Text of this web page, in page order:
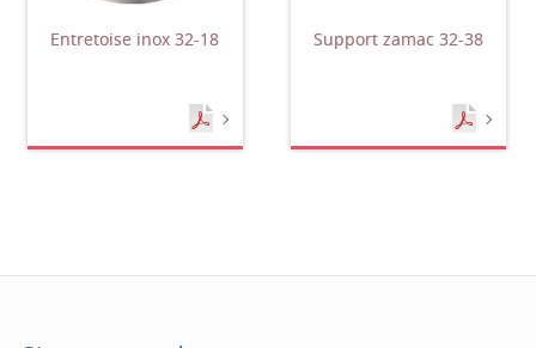
Entretoise inox 32-18 Support zamac 32-38